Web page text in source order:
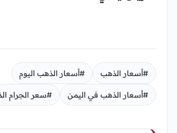
#أسعار الذهب #أسعار الذهب اليوم
#أسعار الذهب في اليمن #سعر الجرام